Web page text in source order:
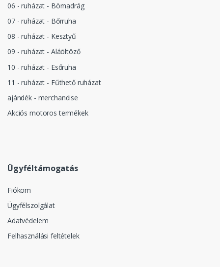
06 - ruházat - Börnadrág
07 - ruházat - Bőrruha
08 - ruházat - Kesztyű
09 - ruházat - Aláöltöző
10 - ruházat - Esőruha
11 - ruházat - Fűthető ruházat
ajándék - merchandise
Akciós motoros termékek
Ügyféltámogatás
Fiókom
Ügyfélszolgálat
Adatvédelem
Felhasználási feltételek